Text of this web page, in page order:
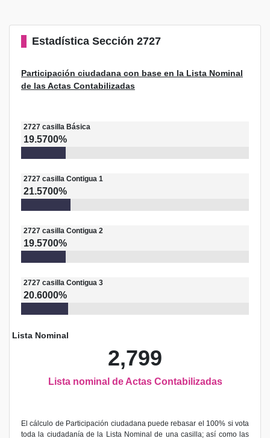
Estadística Sección 2727
Participación ciudadana con base en la Lista Nominal
de las Actas Contabilizadas
2727 casilla Básica
19.5700%
2727 casilla Contigua 1
21.5700%
2727 casilla Contigua 2
19.5700%
2727 casilla Contigua 3
20.6000%
Lista Nominal
2,799
Lista nominal de Actas Contabilizadas
El cálculo de Participación ciudadana puede rebasar el 100% si vota
toda la ciudadanía de la Lista Nominal de una casilla; así como las